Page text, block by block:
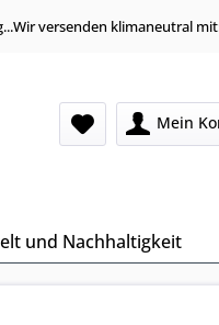
versenden klimaneutral
Mein
und Nachhaltigkeit